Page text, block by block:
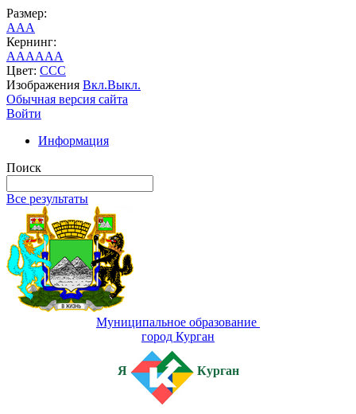
Размер:
AAA
Кернинг:
AAAAAA
Цвет: CCC
Изображения Вкл.Выкл.
Обычная версия сайта
Войти
Информация
Поиск
Все результаты
Муниципальное образование
город Курган
Я Курган